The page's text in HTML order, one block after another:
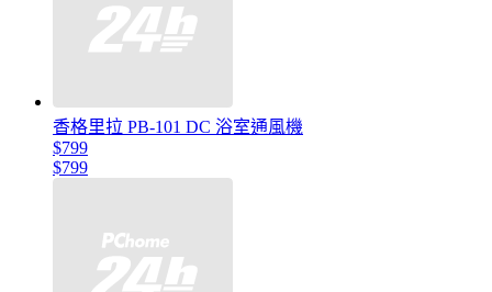
香格里拉 PB-101 DC 浴室通風機
$799
$799